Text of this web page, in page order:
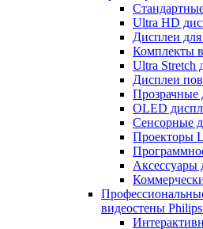
Ultra HD
Дисплеи
Комплекты
Ultra Stretch
Дисплеи
Прозрачные
OLED
Сенсорные
Проекторы
Аксессуары
видеостены Philips